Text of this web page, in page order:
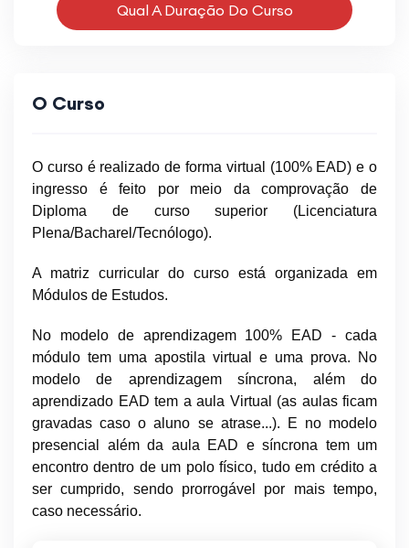
Qual A Duração Do Curso
O Curso
O curso é realizado de forma virtual (100% EAD) e o
ingresso é feito por meio da comprovação de
Diploma de curso superior (Licenciatura
Plena/Bacharel/Tecnólogo).
A matriz curricular do curso está organizada em
Módulos de Estudos.
No modelo de aprendizagem 100% EAD - cada
módulo tem uma apostila virtual e uma prova.
No
modelo de aprendizagem síncrona, além do
aprendizado EAD tem a aula Virtual (as aulas ficam
gravadas caso o aluno se atrase...). E no modelo
presencial além da aula EAD e síncrona tem um
encontro dentro de um polo físico, tudo em crédito a
ser cumprido, sendo prorrogável por mais tempo,
caso necessário.